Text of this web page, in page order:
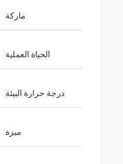
ماركة
الحياة العملية
درجة حرارة البيئة
ميزة